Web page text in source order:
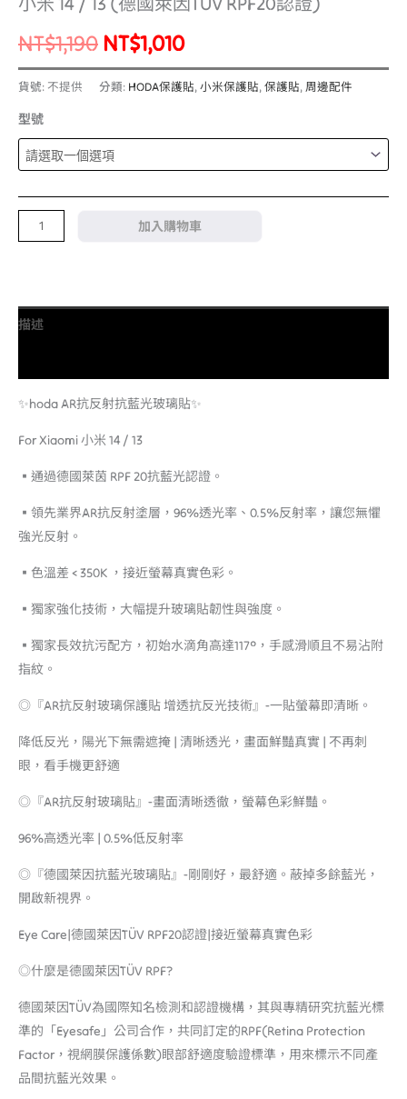
NT$1,190 NT$1,010
貨號: 不提供 分類: HODA保護貼, 小米保護貼, 保護貼, 周邊配件
型號
加入購物車
描述
✨hoda AR抗反射抗藍光玻璃貼✨
For Xiaomi 小米 14 / 13
▪️通過德國萊茵 RPF 20抗藍光認證。
▪️領先業界AR抗反射塗層，96%透光率、0.5%反射率，讓您無懼
強光反射。
▪️色溫差 < 350K ，接近螢幕真實色彩。
▪️獨家強化技術，大幅提升玻璃貼韌性與強度。
▪️獨家長效抗污配方，初始水滴角高達117°，手感滑順且不易沾附
指紋。
◎『AR抗反射玻璃保護貼 增透抗反光技術』-一貼螢幕即清晰。
降低反光，陽光下無需遮掩 | 清晰透光，畫面鮮豔真實 | 不再刺
眼，看手機更舒適
◎『AR抗反射玻璃貼』-畫面清晰透徹，螢幕色彩鮮豔。
96%高透光率 | 0.5%低反射率
◎『德國萊因抗藍光玻璃貼』-剛剛好，最舒適。蔽掉多餘藍光，
開啟新視界。
Eye Care|德國萊因TÜV RPF20認證|接近螢幕真實色彩
◎什麼是德國萊因TÜV RPF?
德國萊因TÜV為國際知名檢測和認證機構，其與專精研究抗藍光標
準的「Eyesafe」公司合作，共同訂定的RPF(Retina Protection
Factor，視網膜保護係數)眼部舒適度驗證標準，用來標示不同產
品間抗藍光效果。